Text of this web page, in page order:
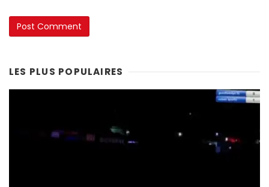
LES PLUS POPULAIRES